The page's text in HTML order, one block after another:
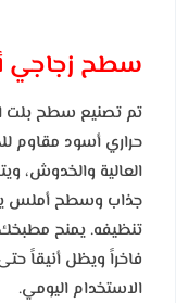
سطح زجاجي
تم تصنيع سطح بلت
حراري أسود مقاوم
العالية والخدوش،
جذاب وسطح أملس
تنظيفه. يمنح
فاخراً ويظل أنيقاً
الاستخدام اليومي.